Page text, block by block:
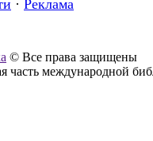
· Реклама
© Все права защищены
часть международной